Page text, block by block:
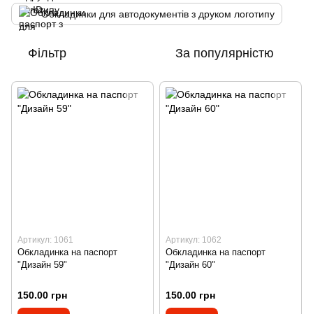
Обкладинки для автодокументів з друком логотипу
Фільтр За популярністю
Артикул: 1061
Обкладинка на паспорт
"Дизайн 59"
150.00 грн
Артикул: 1062
Обкладинка на паспорт
"Дизайн 60"
150.00 грн